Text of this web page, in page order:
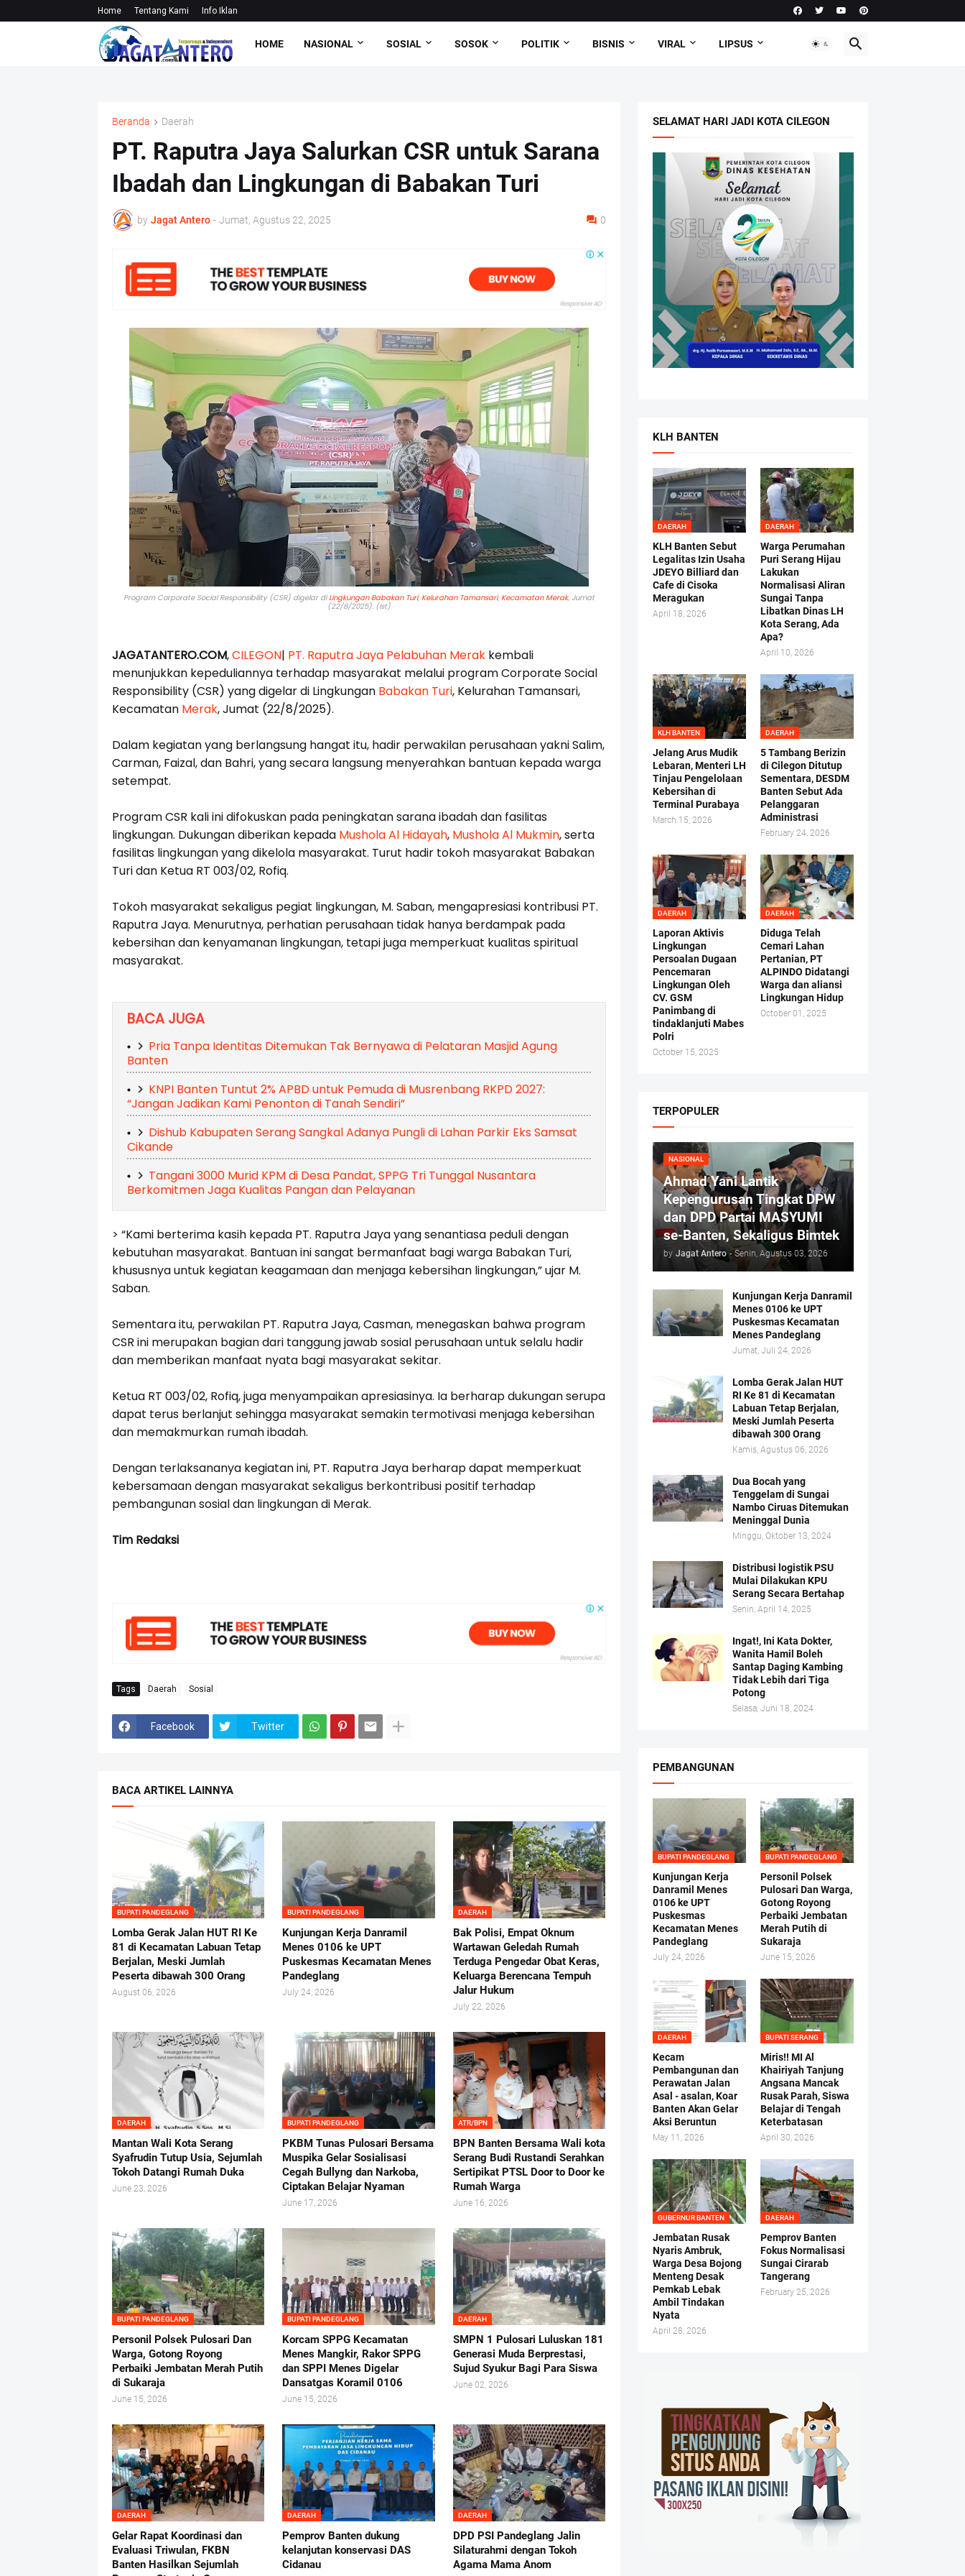
Home Tentang Kami Info Iklan
HOME NASIONAL SOSIAL SOSOK POLITIK BISNIS VIRAL LIPSUS
Beranda Daerah
PT. Raputra Jaya Salurkan CSR untuk Sarana
Ibadah dan Lingkungan di Babakan Turi
by Jagat Antero - Jumat, Agustus 22, 2025 0
Program Corporate Social Responsibility (CSR) digelar diLingkungan Babakan Turi, Kelurahan Tamansari, Kecamatan Merak, Jumat
(22/8/2025). (Ist)
JAGATANTERO.COM,CILEGON| PT. Raputra Jaya Pelabuhan Merakkembali
menunjukkan kepeduliannya terhadap masyarakat melalui program Corporate Social
Responsibility (CSR) yang digelar di Lingkungan Babakan Turi, Kelurahan Tamansari,
Kecamatan Merak, Jumat (22/8/2025).
Dalam kegiatan yang berlangsung hangat itu, hadir perwakilan perusahaan yakni Salim,
Carman, Faizal, dan Bahri, yang secara langsung menyerahkan bantuan kepada warga
setempat.
Program CSR kali ini difokuskan pada peningkatan sarana ibadah dan fasilitas
lingkungan. Dukungan diberikan kepada Mushola Al Hidayah, Mushola Al Mukmin, serta
fasilitas lingkungan yang dikelola masyarakat. Turut hadir tokoh masyarakat Babakan
Turi dan Ketua RT 003/02, Rofiq.
Tokoh masyarakat sekaligus pegiat lingkungan, M. Saban, mengapresiasi kontribusi PT.
Raputra Jaya. Menurutnya, perhatian perusahaan tidak hanya berdampak pada
kebersihan dan kenyamanan lingkungan, tetapi juga memperkuat kualitas spiritual
masyarakat.
BACA JUGA
Pria Tanpa Identitas Ditemukan Tak Bernyawa di Pelataran Masjid Agung
Banten
KNPI Banten Tuntut 2% APBD untuk Pemuda di Musrenbang RKPD 2027:
“Jangan Jadikan Kami Penonton di Tanah Sendiri”
Dishub Kabupaten Serang Sangkal Adanya Pungli di Lahan Parkir Eks Samsat
Cikande
Tangani 3000 Murid KPM di Desa Pandat, SPPG Tri Tunggal Nusantara
Berkomitmen Jaga Kualitas Pangan dan Pelayanan
> “Kami berterima kasih kepada PT. Raputra Jaya yang senantiasa peduli dengan
kebutuhan masyarakat. Bantuan ini sangat bermanfaat bagi warga Babakan Turi,
khususnya untuk kegiatan keagamaan dan menjaga kebersihan lingkungan,” ujar M.
Saban.
Sementara itu, perwakilan PT. Raputra Jaya, Casman, menegaskan bahwa program
CSR ini merupakan bagian dari tanggung jawab sosial perusahaan untuk selalu hadir
dan memberikan manfaat nyata bagi masyarakat sekitar.
Ketua RT 003/02, Rofiq, juga menyampaikan apresiasinya. Ia berharap dukungan serupa
dapat terus berlanjut sehingga masyarakat semakin termotivasi menjaga kebersihan
dan memakmurkan rumah ibadah.
Dengan terlaksananya kegiatan ini, PT. Raputra Jaya berharap dapat memperkuat
kebersamaan dengan masyarakat sekaligus berkontribusi positif terhadap
pembangunan sosial dan lingkungan di Merak.
Tim Redaksi
Tags Daerah Sosial
Facebook Twitter
BACA ARTIKEL LAINNYA
BUPATI PANDEGLANG
Lomba Gerak Jalan HUT RI Ke
81 di Kecamatan Labuan Tetap
Berjalan, Meski Jumlah
Peserta dibawah 300 Orang
August 06, 2026
BUPATI PANDEGLANG
Kunjungan Kerja Danramil
Menes 0106 ke UPT
Puskesmas Kecamatan Menes
Pandeglang
July 24, 2026
DAERAH
Bak Polisi, Empat Oknum
Wartawan Geledah Rumah
Terduga Pengedar Obat Keras,
Keluarga Berencana Tempuh
Jalur Hukum
July 22, 2026
DAERAH
Mantan Wali Kota Serang
Syafrudin Tutup Usia, Sejumlah
Tokoh Datangi Rumah Duka
June 23, 2026
BUPATI PANDEGLANG
PKBM Tunas Pulosari Bersama
Muspika Gelar Sosialisasi
Cegah Bullyng dan Narkoba,
Ciptakan Belajar Nyaman
June 17, 2026
ATR/BPN
BPN Banten Bersama Wali kota
Serang Budi Rustandi Serahkan
Sertipikat PTSL Door to Door ke
Rumah Warga
June 16, 2026
BUPATI PANDEGLANG
Personil Polsek Pulosari Dan
Warga, Gotong Royong
Perbaiki Jembatan Merah Putih
di Sukaraja
June 15, 2026
BUPATI PANDEGLANG
Korcam SPPG Kecamatan
Menes Mangkir, Rakor SPPG
dan SPPI Menes Digelar
Dansatgas Koramil 0106
June 15, 2026
DAERAH
SMPN 1 Pulosari Luluskan 181
Generasi Muda Berprestasi,
Sujud Syukur Bagi Para Siswa
June 02, 2026
DAERAH
Gelar Rapat Koordinasi dan
Evaluasi Triwulan, FKBN
Banten Hasilkan Sejumlah
DAERAH
Pemprov Banten dukung
kelanjutan konservasi DAS
Cidanau
DAERAH
DPD PSI Pandeglang Jalin
Silaturahmi dengan Tokoh
Agama Mama Anom
SELAMAT HARI JADI KOTA CILEGON
KLH BANTEN
DAERAH
KLH Banten Sebut
Legalitas Izin Usaha
JDEYO Billiard dan
Cafe di Cisoka
Meragukan
April 18, 2026
DAERAH
Warga Perumahan
Puri Serang Hijau
Lakukan
Normalisasi Aliran
Sungai Tanpa
Libatkan Dinas LH
Kota Serang, Ada
Apa?
April 10, 2026
KLH BANTEN
Jelang Arus Mudik
Lebaran, Menteri LH
Tinjau Pengelolaan
Kebersihan di
Terminal Purabaya
March 15, 2026
DAERAH
5 Tambang Berizin
di Cilegon Ditutup
Sementara, DESDM
Banten Sebut Ada
Pelanggaran
Administrasi
February 24, 2026
DAERAH
Laporan Aktivis
Lingkungan
Persoalan Dugaan
Pencemaran
Lingkungan Oleh
CV. GSM
Panimbang di
tindaklanjuti Mabes
Polri
October 15, 2025
DAERAH
Diduga Telah
Cemari Lahan
Pertanian, PT
ALPINDO Didatangi
Warga dan aliansi
Lingkungan Hidup
October 01, 2025
TERPOPULER
NASIONAL
Ahmad Yani Lantik
Kepengurusan Tingkat DPW
dan DPD Partai MASYUMI
se-Banten, Sekaligus Bimtek
by Jagat Antero - Senin, Agustus 03, 2026
Kunjungan Kerja Danramil
Menes 0106 ke UPT
Puskesmas Kecamatan
Menes Pandeglang
Jumat, Juli 24, 2026
Lomba Gerak Jalan HUT
RI Ke 81 di Kecamatan
Labuan Tetap Berjalan,
Meski Jumlah Peserta
dibawah 300 Orang
Kamis, Agustus 06, 2026
Dua Bocah yang
Tenggelam di Sungai
Nambo Ciruas Ditemukan
Meninggal Dunia
Minggu, Oktober 13, 2024
Distribusi logistik PSU
Mulai Dilakukan KPU
Serang Secara Bertahap
Senin, April 14, 2025
Ingat!, Ini Kata Dokter,
Wanita Hamil Boleh
Santap Daging Kambing
Tidak Lebih dari Tiga
Potong
Selasa, Juni 18, 2024
PEMBANGUNAN
BUPATI PANDEGLANG
Kunjungan Kerja
Danramil Menes
0106 ke UPT
Puskesmas
Kecamatan Menes
Pandeglang
July 24, 2026
BUPATI PANDEGLANG
Personil Polsek
Pulosari Dan Warga,
Gotong Royong
Perbaiki Jembatan
Merah Putih di
Sukaraja
June 15, 2026
DAERAH
Kecam
Pembangunan dan
Perawatan Jalan
Asal - asalan, Koar
Banten Akan Gelar
Aksi Beruntun
May 11, 2026
BUPATI SERANG
Miris!! MI Al
Khairiyah Tanjung
Angsana Mancak
Rusak Parah, Siswa
Belajar di Tengah
Keterbatasan
April 30, 2026
GUBERNUR BANTEN
Jembatan Rusak
Nyaris Ambruk,
Warga Desa Bojong
Menteng Desak
Pemkab Lebak
Ambil Tindakan
Nyata
April 28, 2026
DAERAH
Pemprov Banten
Fokus Normalisasi
Sungai Cirarab
Tangerang
February 25, 2026